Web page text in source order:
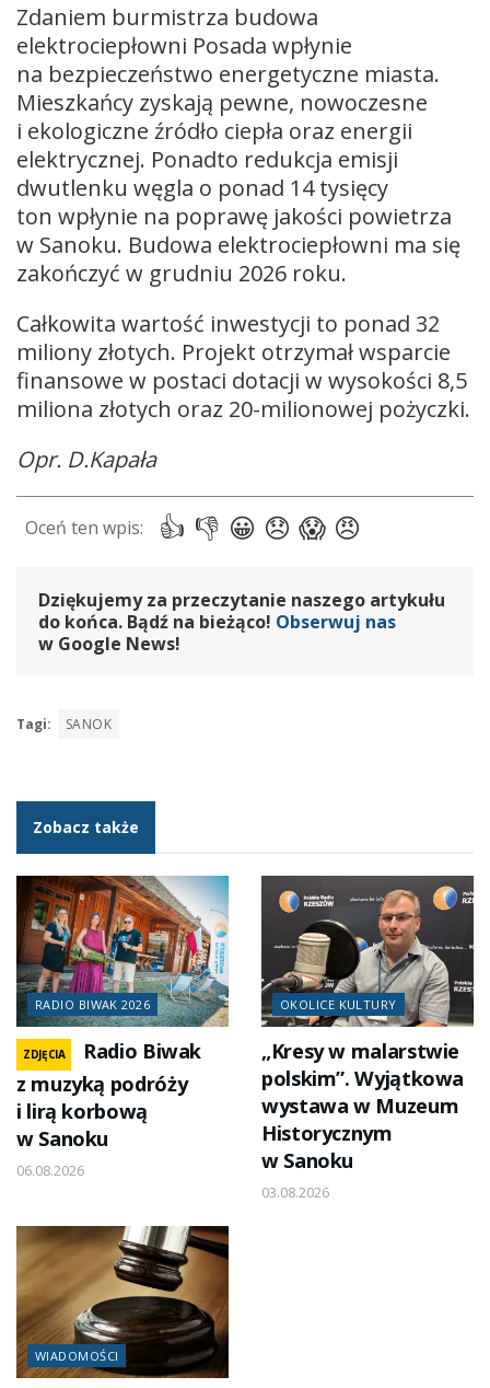
Zdaniem burmistrza budowa
elektrociepłowni Posada wpłynie
na bezpieczeństwo energetyczne miasta.
Mieszkańcy zyskają pewne, nowoczesne
i ekologiczne źródło ciepła oraz energii
elektrycznej. Ponadto redukcja emisji
dwutlenku węgla o ponad 14 tysięcy
ton wpłynie na poprawę jakości powietrza
w Sanoku. Budowa elektrociepłowni ma się
zakończyć w grudniu 2026 roku.
Całkowita wartość inwestycji to ponad 32
miliony złotych. Projekt otrzymał wsparcie
finansowe w postaci dotacji w wysokości 8,5
miliona złotych oraz 20-milionowej pożyczki.
Opr. D.Kapała
Dziękujemy za przeczytanie naszego artykułu
do końca. Bądź na bieżąco! Obserwuj nas
w Google News!
Tagi: SANOK
Zobacz także
RADIO BIWAK 2026
ZDJĘCIA
Radio Biwak
z muzyką podróży
i lirą korbową
w Sanoku
06.08.2026
OKOLICE KULTURY
„Kresy w malarstwie
polskim”. Wyjątkowa
wystawa w Muzeum
Historycznym
w Sanoku
03.08.2026
WIADOMOŚCI